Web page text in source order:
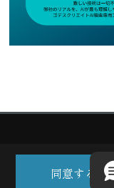
同意する